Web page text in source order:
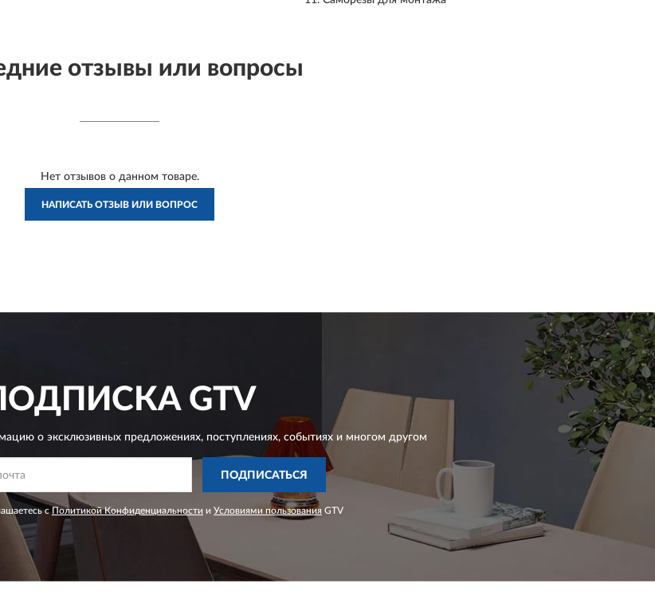
отзывы или вопросы
Нет отзывов о данном товаре.
НАПИСАТЬ ОТЗЫВ ИЛИ ВОПРОС
GTV
о эксклюзивных предложениях,поступлениях, событиях и многом другом
ПОДПИСАТЬСЯ
сПолитикой Конфиденциальности и Условиями пользования GTV